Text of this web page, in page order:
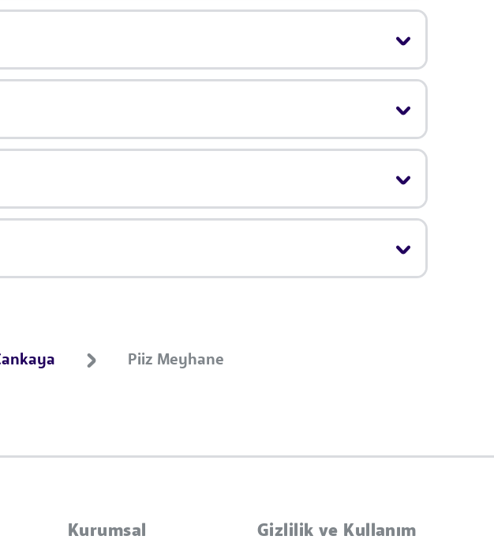
Piiz Meyhane
Kurumsal Gizlilik ve Kullanım